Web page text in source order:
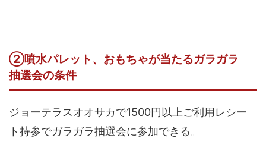
②噴水パレット、おもちゃが当たるガラガラ
抽選会の条件
ジョーテラスオオサカで1500円以上ご利用レシー
ト持参でガラガラ抽選会に参加できる。